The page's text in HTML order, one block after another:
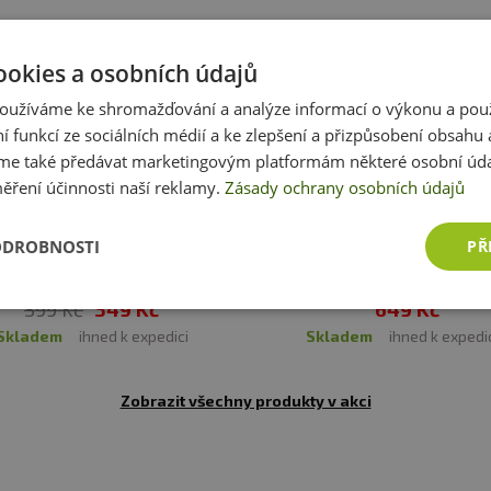
denní dávkování. Ukládejte mimo dosah dětí! Není
a při teplotě do 25 °C. Nevystavujte přímému
vady vzniklé nevhodným skladováním a použitím.
Alergeny ve složení produktutučnězvýrazněny.
1 + 1 ZDARMA
New Generation 1000ml +
399 Kč 349 Kč
skladem ihned k expedici
Amix BCAA Micro Instant Juice
+ 100 g ZDARMA
649 Kč
skladem ihned k
Zobrazit všechny produkty v akci
a osobních údajů
ke shromažďování a analýze informací o výkonu a
funkcí ze sociálních médií a ke zlepšení a přizpůsobení obsahu
také předávat marketingovým platformám některé osobní
účinnosti naší reklamy. Zásady ochrany osobních údajů